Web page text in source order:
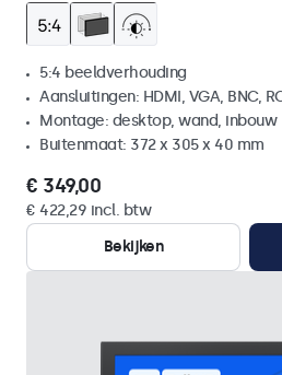
5:4 beeldverhouding
Aansluitingen: HDMI, VGA, BNC,
Montage: desktop, wand, inbouw
Buitenmaat: 372 x 305 x 40 mm
€ 349,00
€ 422,29 incl. btw
Bekijken